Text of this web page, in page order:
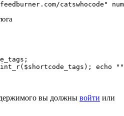
catswhocode"
echo
вы должны войти или